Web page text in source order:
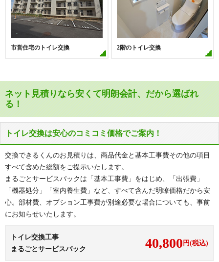
市営住宅のトイレ交換 2階のトイレ交換
ネット見積りなら安くて明朗会計、だから選ばれ
る！
トイレ交換は安心のコミコミ価格でご案内！
交換できるくんのお見積りは、商品代金と基本工事費その他の項目
すべて含めた総額をご提示いたします。
まるごとサービスパックは「基本工事費」をはじめ、「出張費」
「機器処分」「室内養生費」など、すべて含んだ明瞭価格だから安
心。部材費、オプション工事費が別途必要な場合についても、事前
にお知らせいたします。
トイレ交換工事
まるごとサービスパック
40,800 円(税込)